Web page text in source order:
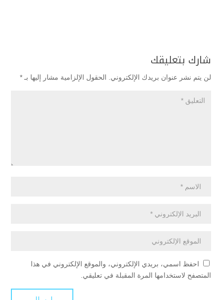
شارك بتعليقك
لن يتم نشر عنوان بريدك الإلكتروني. الحقول الإلزامية مشار إليها بـ *
احفظ اسمي، بريدي الإلكتروني، والموقع الإلكتروني في هذا
المتصفح لاستخدامها المرة المقبلة في تعليقي.